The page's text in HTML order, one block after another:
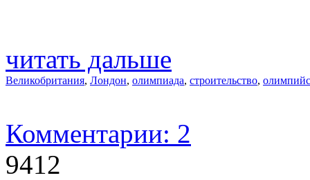
читать дальше
Великобритания, Лондон, олимпиада, строительство,
Комментарии: 2
9412